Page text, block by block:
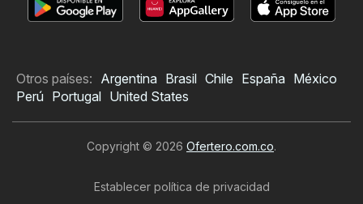
Otros países: Argentina Brasil Chile España México
Perú Portugal United States
Copyright © 2026 Ofertero.com.co.
Establecer política de privacidad